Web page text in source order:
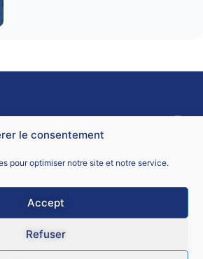
le consentement
pour optimiser notre site et notre service.
Accept
Refuser